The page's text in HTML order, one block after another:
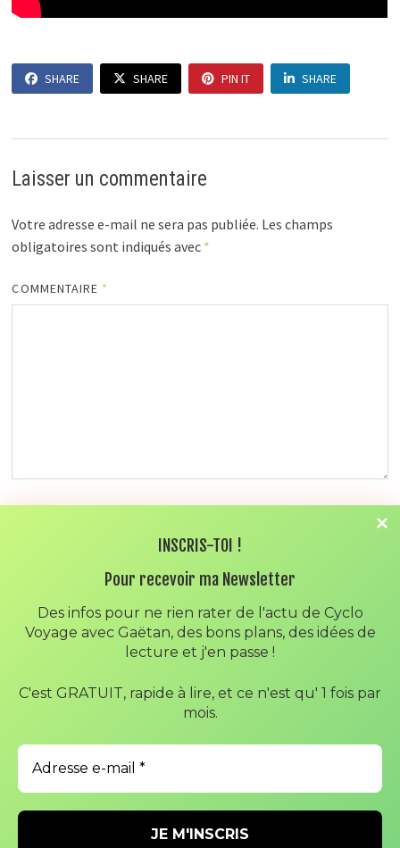
INSCRIS-TOI !
Pour recevoir ma Newsletter
Des infos pour ne rien rater de l'actu de Cyclo
Voyage avec Gaëtan, des bons plans, des idées de
lecture et j'en passe !
C'est GRATUIT, rapide à lire, et ce n'est qu' 1 fois par
mois.
SHARE SHARE PIN IT SHARE
Laisser un commentaire
Votre adresse e-mail ne sera pas publiée. Les champs
obligatoires sont indiqués avec *
COMMENTAIRE *
ENREGISTRER MON NOM, MON E-MAIL ET MON SITE DANS